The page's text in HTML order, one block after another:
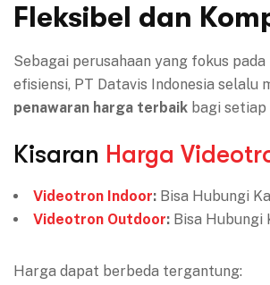
Fleksibel dan
Sebagai perusahaan yang fokus
efisiensi, PT Datavis Indonesia selalu
penawaran harga terbaik bagi setiap
Kisaran Harga
Videotron Indoor: Bisa Hubungi
Videotron Outdoor: Bisa Hubungi
Harga dapat berbeda tergantung: